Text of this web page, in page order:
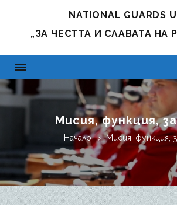
NATIONAL GUARDS
„ЗА ЧЕСТТА И СЛАВАТА НА
Мисия, функция,
Начало Мисия, функция,